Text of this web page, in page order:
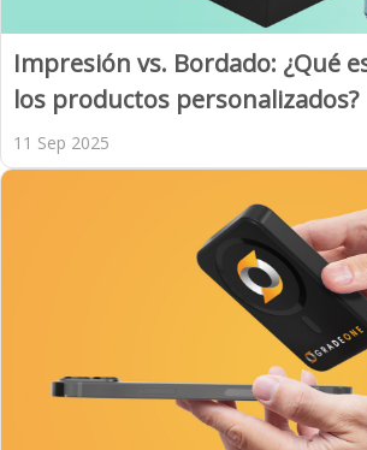
Impresión vs. Bordado: ¿Qué
los productos personalizados?
11 Sep 2025